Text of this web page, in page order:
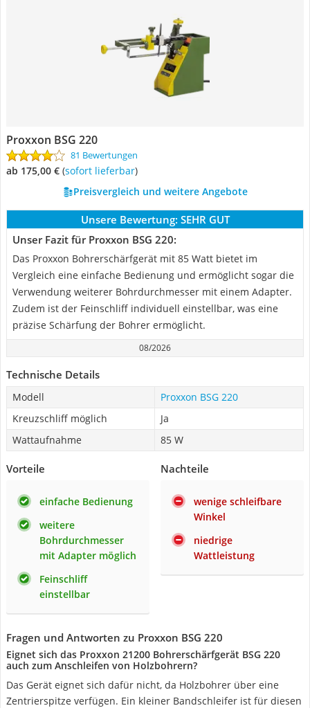
Proxxon BSG 220
81 Bewertungen
ab 175,00 € ( Sofort lieferbar)
Preisvergleich und weitere Angebote
Unsere Bewertung: SEHR GUT
Unser Fazit für Proxxon BSG 220:
Das Proxxon Bohrerschärfgerät mit 85 Watt bietet im
Vergleich eine einfache Bedienung und ermöglicht sogar die
Verwendung weiterer Bohrdurchmesser mit einem Adapter.
Zudem ist der Feinschliff individuell einstellbar, was eine
präzise Schärfung der Bohrer ermöglicht.
08/2026
Technische Details
Modell
Proxxon BSG 220
Kreuzschliff möglich
Ja
Wattaufnahme
85 W
Vorteile
einfache Bedienung
weitere
Bohrdurchmesser
mit Adapter möglich
Feinschliff
einstellbar
Nachteile
wenige schleifbare
Winkel
niedrige
Wattleistung
Fragen und Antworten zu Proxxon BSG 220
Eignet sich das Proxxon 21200 Bohrerschärfgerät BSG 220
auch zum Anschleifen von Holzbohrern?
Das Gerät eignet sich dafür nicht, da Holzbohrer über eine
Zentrierspitze verfügen. Ein kleiner Bandschleifer ist für diesen